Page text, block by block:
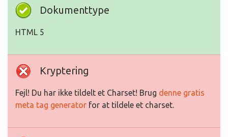
Dokumenttype
HTML 5
Kryptering
Fejl! Du har ikke tildelt et Charset! Brug denne gratis
meta tag generator for at tildele et charset.